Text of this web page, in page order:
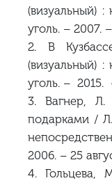
(визуальный)
уголь. – 2007.
2. В
(визуальный)
уголь. – 2015.
3. Вагнер,
подарками / Л.
2006. – 25
4.